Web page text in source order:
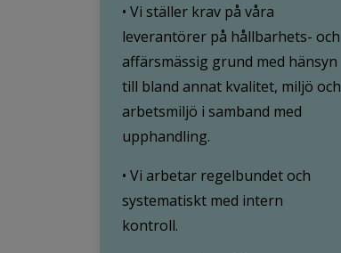
• Vi ställer krav på våra
leverantörer på hållbarhets- och
affärsmässig grund med hänsyn
till bland annat kvalitet, miljö och
arbetsmiljö i samband med
upphandling.
• Vi arbetar regelbundet och
systematiskt med intern
kontroll.